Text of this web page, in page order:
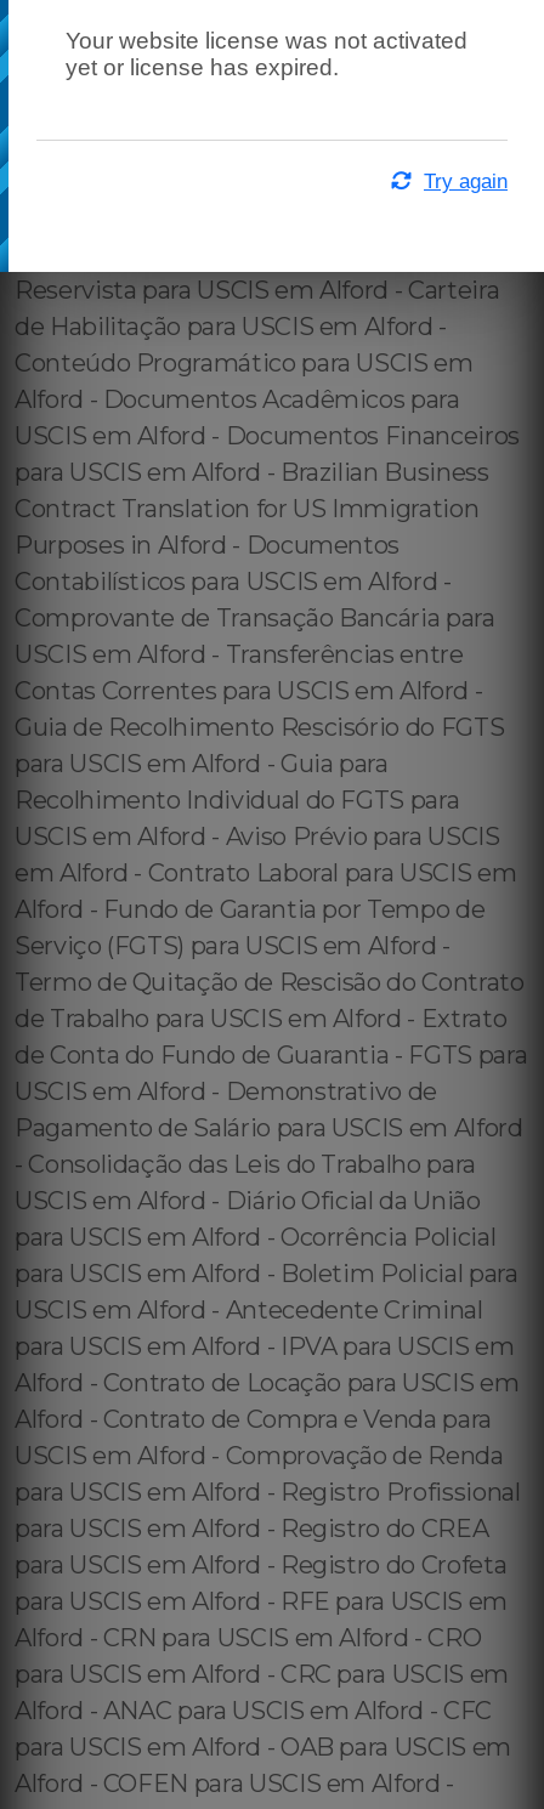
Your website license was not activated
yet or license has expired.
Try again